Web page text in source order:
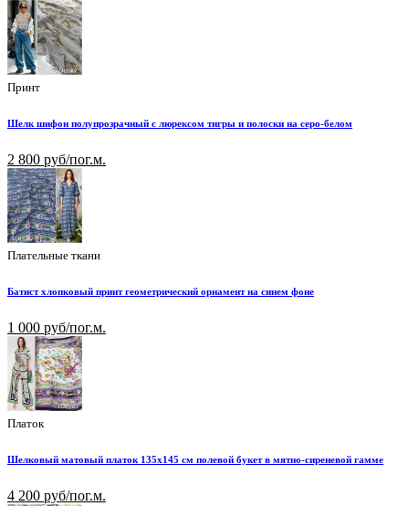
Принт
Шелк шифон полупрозрачный с люрексом тигры и полоски на серо-белом
2 800 руб/пог.м.
Плательные ткани
Батист хлопковый принт геометрический орнамент на синем фоне
1 000 руб/пог.м.
Платок
Шелковый матовый платок 135х145 см полевой букет в мятно-сиреневой гамме
4 200 руб/пог.м.